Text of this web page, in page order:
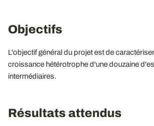
Objectifs
L'objectif général du projet est de
croissance hétérotrophe d'une douzaine
intermédiaires.
Résultats attendus